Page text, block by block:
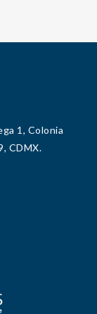
1, Colonia
CDMX.